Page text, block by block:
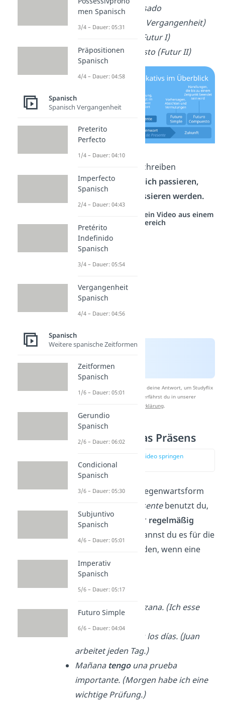
El Gerundio de Pasado
(Verlaufsform der Vergangenheit)
El Futuro Simple (Futur I)
El Futuro Compuesto (Futur II)
Diese Zeitformen beschreiben
Handlungen, die
wirklich passieren,
passiert sind oder passieren werden.
Studyflix vernetzt: Hier ein Video aus einem
anderen Bereich
Nach Beantwortung speichern wir deine Antwort, um Studyflix
zu verbessern. Mehr dazu erfährst du in unserer
Datenschutzerklärung.
El Presente — das Präsens
zur Stelle im Video springen
(00:53)
Das Presenteist die Gegenwartsform
El Presentebenutzt du,
wenn etwasjetzt oder regelmäßig
. Außerdem kannst du es für die
verwenden, wenn eine
Zeitangabedabei ist.
➡️ Beispiele:
como una manzana. (Ich esse
todos losdías. (Juan
arbeitet jeden Tag.)
Mañana tengouna prueba
importante. (Morgen habe ich eine
wichtige Prüfung.)
men Spanisch
3/4 – Dauer: 05:31
Präpositionen
Spanisch
4/4 – Dauer: 04:58
Spanisch
Spanisch Vergangenheit
Preterito
Perfecto
1/4 – Dauer: 04:10
Imperfecto
Spanisch
2/4 – Dauer: 04:43
Pretérito
Indefinido
Spanisch
3/4 – Dauer: 05:54
Vergangenheit
Spanisch
4/4 – Dauer: 04:56
Spanisch
Weitere spanische Zeitformen
Zeitformen
Spanisch
1/6 – Dauer: 05:01
Gerundio
Spanisch
2/6 – Dauer: 06:02
Condicional
Spanisch
3/6 – Dauer: 05:30
Subjuntivo
Spanisch
4/6 – Dauer: 05:01
Imperativ
Spanisch
5/6 – Dauer: 05:17
Futuro Simple
6/6 – Dauer: 04:04